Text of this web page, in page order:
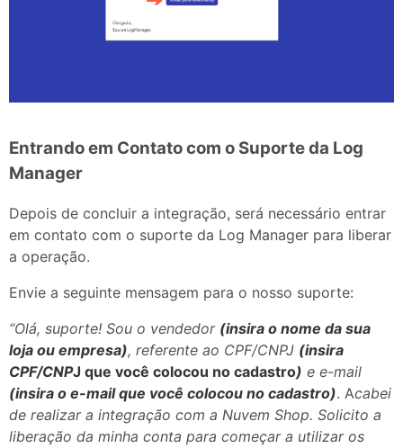
Entrando em Contato com o Suporte da Log
Manager
Depois de concluir a integração, será necessário entrar
em contato com o suporte da Log Manager para liberar
a operação.
Envie a seguinte mensagem para o nosso suporte:
“Olá, suporte! Sou o vendedor (insira o nome da sua
loja ou empresa), referente ao CPF/CNPJ (insira
CPF/CNPJ que você colocou no cadastro) e e-mail
(insira o e-mailque você colocou no cadastro). Acabei
de realizar a integração com a Nuvem Shop. Solicito a
liberação da minha conta para começar a utilizar os